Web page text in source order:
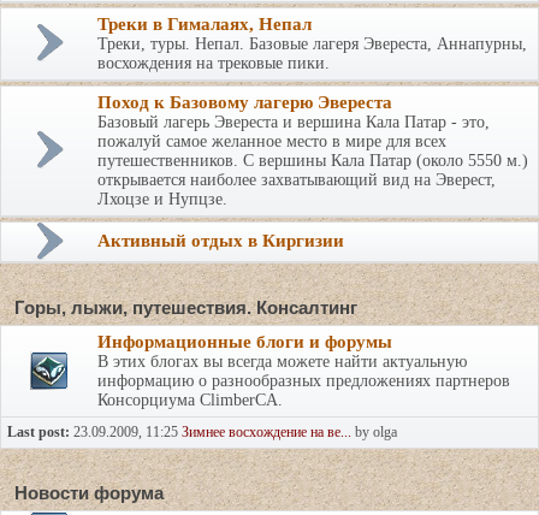
Треки в Гималаях, Непал
Треки, туры. Непал. Базовые лагеря Эвереста, Аннапурны,
восхождения на трековые пики.
Поход к Базовому лагерю Эвереста
Базовый лагерь Эвереста и вершина Кала Патар - это,
пожалуй самое желанное место в мире для всех
путешественников. С вершины Кала Патар (около 5550 м.)
открывается наиболее захватывающий вид на Эверест,
Лхоцзе и Нупцзе.
Активный отдых в Киргизии
Горы, лыжи, путешествия. Консалтинг
Информационные блоги и форумы
В этих блогах вы всегда можете найти актуальную
информацию о разнообразных предложениях партнеров
Консорциума ClimberCA.
Last post: 23.09.2009, 11:25 Зимнее восхождение на ве... by olga
Новости форума